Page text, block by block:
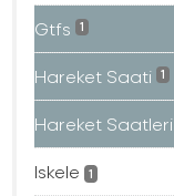
Gtfs 1
Hareket Saati 1
Hareket Saatleri
Iskele 1